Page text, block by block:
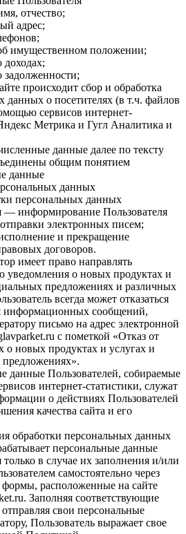
отчество;
адрес;
имущественном положении;
доходах;
задолженности;
происходит сбор и обработка
данных о посетителях (в т.ч. файлов
сервисов интернет-
Метрика и Гугл Аналитика и
данные далее по тексту
общим понятием
данные
данных
персональных данных
— информирование Пользователя
электронных писем;
и прекращение
договоров.
имеет право направлять
уведомления о новых продуктах и
предложениях и различных
всегда может отказаться
информационных сообщений,
письмо на адрес электронной
с пометкой «Отказ от
о новых продуктах и услугах и
данные Пользователей, собираемые
интернет-статистики, служат
о действиях Пользователей
качества сайта и его
обработки персональных данных
персональные данные
только в случае их заполнения и/или
самостоятельно через
расположенные на сайте
Заполняя соответствующие
свои персональные
Пользователь выражает свое